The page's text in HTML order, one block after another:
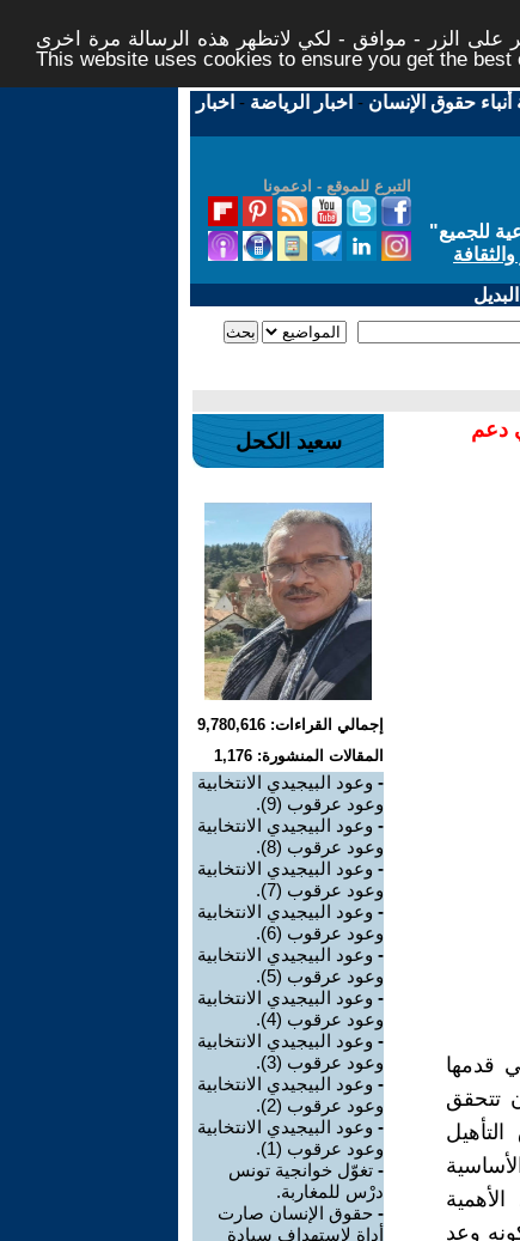
على الزر - موافق - لكي لاتظهر هذه الرسالة مرة اخرى -
This website uses cookies to ensure you get the best
أنباء حقوق الإنسان - اخبار الرياضة - اخبار
التبرع للموقع - ادعمونا
للجميع"
دعم
قدمها
تتحقق
أحدث في فصله 142 صندوق التأهيل
وعد
سعيد الكحل
إجمالي القراءات: 9,780,616
المقالات المنشورة: 1,176
- وعود البيجيدي الانتخابية
وعود عرقوب (9).
- وعود البيجيدي الانتخابية
وعود عرقوب (8).
- وعود البيجيدي الانتخابية
وعود عرقوب (7).
- وعود البيجيدي الانتخابية
وعود عرقوب (6).
- وعود البيجيدي الانتخابية
وعود عرقوب (5).
- وعود البيجيدي الانتخابية
وعود عرقوب (4).
- وعود البيجيدي الانتخابية
وعود عرقوب (3).
- وعود البيجيدي الانتخابية
وعود عرقوب (2).
- وعود البيجيدي الانتخابية
وعود عرقوب (1).
- تغوّل خوانجية تونس
درْس للمغاربة.
- حقوق الإنسان صارت
أداة لاستهداف سيادة